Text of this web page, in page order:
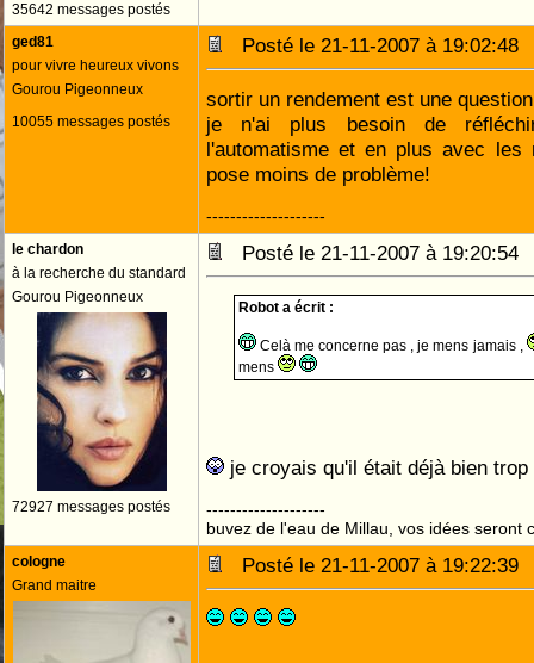
35642 messages postés
ged81
pour vivre heureux vivons
Gourou Pigeonneux
10055 messages postés
Posté le 21-11-2007 à
sortir un rendement est une
je n'ai plus besoin de
l'automatisme et en plus avec les
pose moins de problème!
--------------------
le chardon
à la recherche du standard
Gourou Pigeonneux
72927 messages postés
Posté le 21-11-2007 à
Robot a écrit :
Celà me concerne pas , je mens jamais ,
mens
je croyais qu'il était déjà bien
--------------------
buvez de l'eau de Millau, vos idées seront
cologne
Grand maitre
Posté le 21-11-2007 à